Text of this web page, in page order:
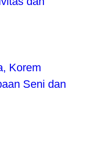
Korem
Seni dan